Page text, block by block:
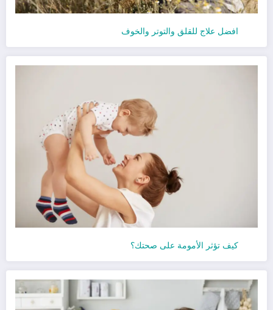
افضل علاج للقلق والتوتر والخوف
كيف تؤثر الأمومة على صحتك؟